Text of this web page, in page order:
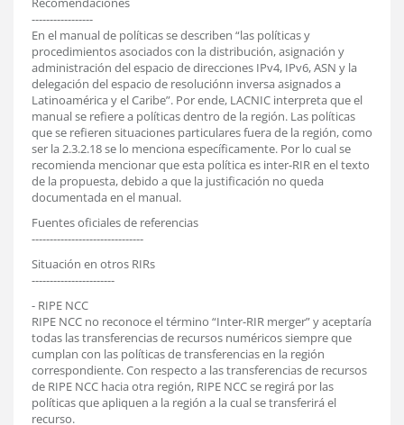
-----------------
En el manual de políticas se describen “las políticas y
procedimientos asociados con la distribución, asignación y
administración del espacio de direcciones IPv4, IPv6, ASN y la
delegación del espacio de resoluciónn inversa asignados a
Latinoamérica y el Caribe”. Por ende, LACNIC interpreta que el
manual se refiere a políticas dentro de la región. Las políticas
que se refieren situaciones particulares fuera de la región, como
ser la 2.3.2.18 se lo menciona específicamente. Por lo cual se
recomienda mencionar que esta política es inter-RIR en el texto
de la propuesta, debido a que la justificación no queda
documentada en el manual.
Fuentes oficiales de referencias
-------------------------------
Situación en otros RIRs
-----------------------
- RIPE NCC
RIPE NCC no reconoce el término “Inter-RIR merger” y aceptaría
todas las transferencias de recursos numéricos siempre que
cumplan con las políticas de transferencias en la región
correspondiente. Con respecto a las transferencias de recursos
de RIPE NCC hacia otra región, RIPE NCC se regirá por las
políticas que apliquen a la región a la cual se transferirá el
recurso.